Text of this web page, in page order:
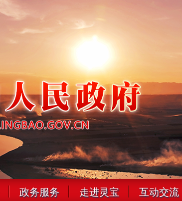
政务服务 走进灵宝 互动交流